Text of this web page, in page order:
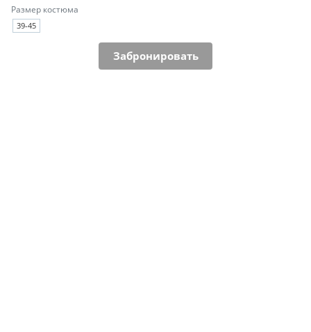
Размер костюма
39-45
Забронировать